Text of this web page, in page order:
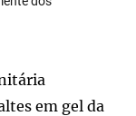
em gel da